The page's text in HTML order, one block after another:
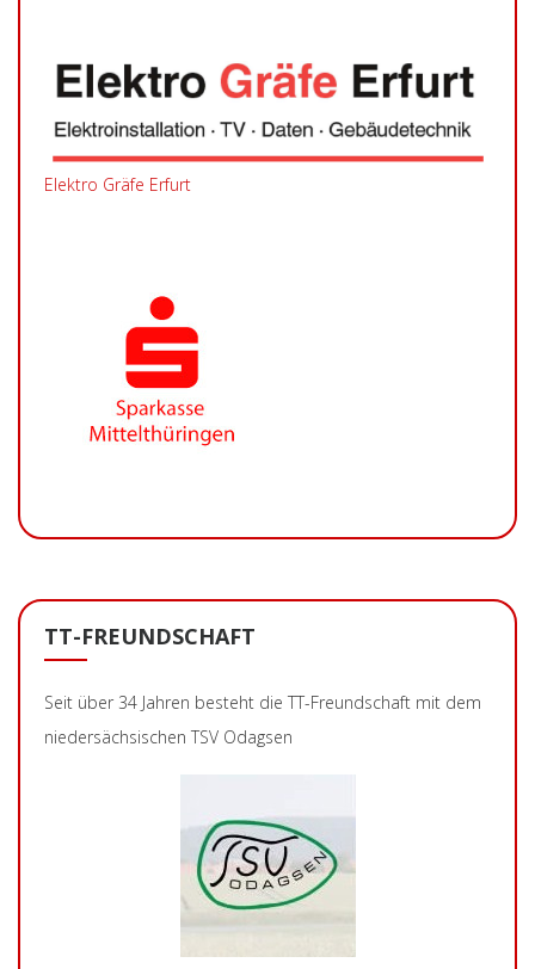
Elektro Gräfe Erfurt
TT-FREUNDSCHAFT
Seit über 34 Jahren besteht die TT-Freundschaft mit dem
niedersächsischen TSV Odagsen